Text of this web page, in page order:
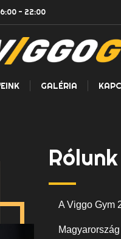
- 22:00
GALÉRIA
Rólunk
A Viggo Gym